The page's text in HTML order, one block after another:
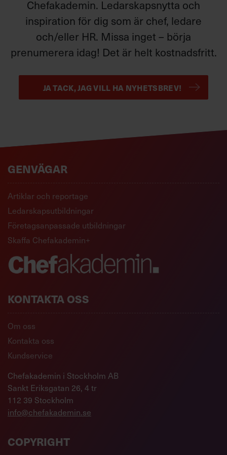
Chefakademin. Ledarskapsnytta och
inspiration för dig som är chef, ledare
och/eller HR. Missa inget – börja
prenumerera idag! Det är helt kostnadsfritt.
JA TACK, JAG VILL HA NYHETSBREV!
GENVÄGAR
Artiklar och reportage
Ledarskapsutbildningar
Företagsanpassade utbildningar
Skaffa Chefakademin+
KONTAKTA OSS
Om oss
Kontakta oss
Kundservice
Chefakademin i Stockholm AB
Sankt Eriksgatan 26, 4 tr
112 39 Stockholm
info@chefakademin.se
COPYRIGHT